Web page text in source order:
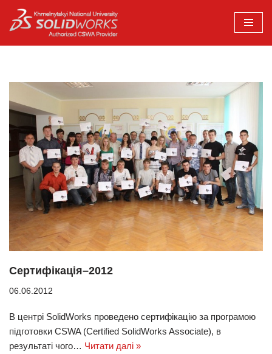
Перейти
до
Сертифікація–2012
06.06.2012
В центрі SolidWorks проведено сертифікацію за програмою
підготовки CSWA (Certified SolidWorks Associate), в
результаті чого… Читати далі »